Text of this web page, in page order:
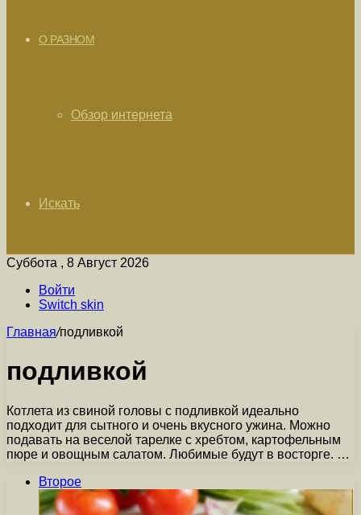
О РАЗНОМ
Обзор интернета
Искать
Суббота , 8 Август 2026
Войти
Switch skin
Главная/подливкой
подливкой
Котлета из свиной головы с подливкой идеально
подходит для сытного и очень вкусного ужина. Можно
подавать на веселой тарелке с хребтом, картофельным
пюре и овощным салатом. Любимые будут в восторге. …
Второе